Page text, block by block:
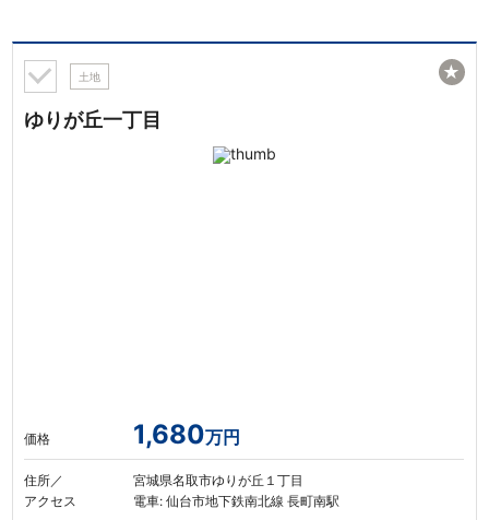
土地
ゆりが丘一丁目
価格 1,680万円
住所／
アクセス
宮城県名取市ゆりが丘１丁目
電車: 仙台市地下鉄南北線 長町南駅
★